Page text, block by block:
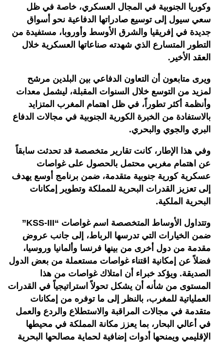
وكوريا الجنوبية في المجال العسكري، خاصة في ظل
سعي سيول إلى توسيع صادراتها الدفاعية نحو أسواق
جديدة في إفريقيا والشرق الأوسط وأوروبا، مستفيدة من
التطور المتسارع الذي شهدته صناعاتها العسكرية خلال
العقد الأخير.
ويرى متابعون أن التعاون الدفاعي بين البلدين مرشح
لمزيد من التوسع خلال السنوات المقبلة، ليشمل معدات
وأنظمة أكثر تطوراً، في ظل اهتمام المغرب المتزايد
بالاستفادة من الخبرة الكورية الجنوبية في مجالات الدفاع
البري والجوي والبحري.
وفي هذا الإطار، كانت تقارير متخصصة قد تحدثت سابقاً
عن اهتمام مغربي محتمل بالحصول على غواصات
عسكرية كورية جنوبية متقدمة، ضمن برنامج أوسع يهدف
إلى تعزيز القدرات البحرية للمملكة وتطوير إمكانات
البحرية الملكية.
وتتداول الأوساط المتخصصة اسم غواصات “KSS-III”
ضمن الخيارات التي تدرسها الرباط، إلى جانب عروض
مقدمة من دول أخرى من بينها فرنسا وألمانيا وروسيا،
فضلاً عن إمكانية اقتناء غواصات مستعملة من بعض الدول
الصديقة. ويؤكد خبراء أن امتلاك غواصات من هذا
المستوى من شأنه أن يشكل تحولاً استراتيجياً في القدرات
العملياتية للمغرب، بالنظر إلى ما توفره من إمكانات
متقدمة في مجالات المراقبة والاستطلاع والردع والعمل
في أعالي البحار، بما يعزز مكانة المملكة في محيطها
الإقليمي ويمنحها أدوات إضافية لحماية مصالحها البحرية